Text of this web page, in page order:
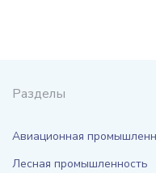
Разделы
Авиационная
Лесная промышленность